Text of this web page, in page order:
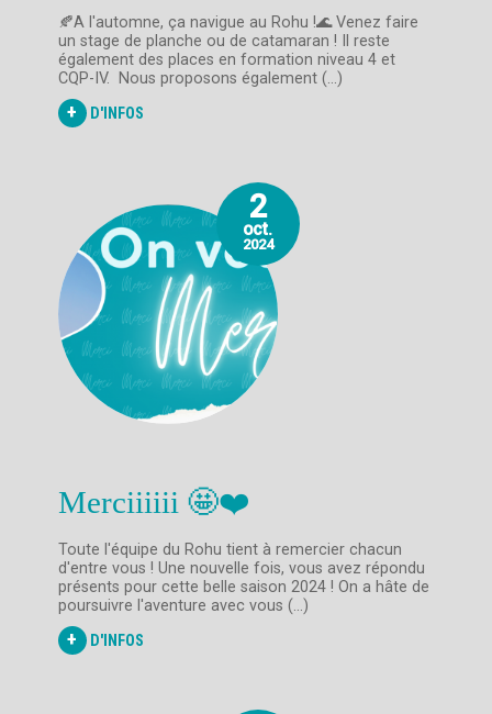
🍂A l'automne, ça navigue au Rohu !🌊 Venez faire
un stage de planche ou de catamaran ! Il reste
également des places en formation niveau 4 et
CQP-IV. Nous proposons également (...)
+ D'INFOS
2
oct.
2024
Merciiiiii 🤩❤️
Toute l'équipe du Rohu tient à remercier chacun
d'entre vous ! Une nouvelle fois, vous avez répondu
présents pour cette belle saison 2024 ! On a hâte de
poursuivre l'aventure avec vous (...)
+ D'INFOS